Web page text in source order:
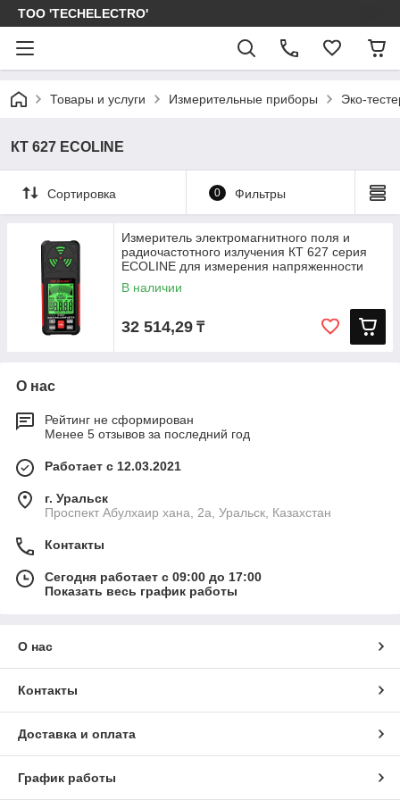
ТОО 'TECHELECTRO'
Товары и услуги Измерительные приборы Эко-
КТ 627 ECOLINE
Сортировка 0 Фильтры
Измеритель электромагнитного поля и
радиочастотного излучения КТ 627 серия
ECOLINE для измерения напряженности
В наличии
32 514,29 ₸
О нас
Рейтинг не сформирован
Менее 5 отзывов за последний год
Работает с 12.03.2021
г. Уральск
Проспект Абулхаир хана, 2а, Уральск, Казахстан
Контакты
Сегодня работает с 09:00 до 17:00
Показать весь график работы
О нас
Контакты
Доставка и оплата
График работы